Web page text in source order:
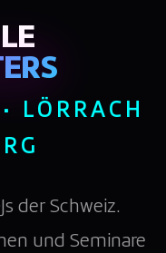
LÖRRACH
der Schweiz.
und Seminare